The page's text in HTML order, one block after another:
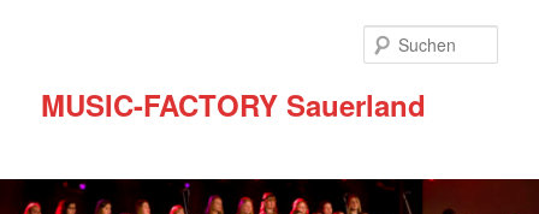
MUSIC-FACTORY Sauerland